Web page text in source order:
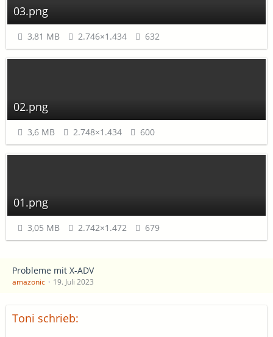
03.png
3,81 MB 2.746×1.434 632
02.png
3,6 MB 2.748×1.434 600
01.png
3,05 MB 2.742×1.472 679
Probleme mit X-ADV
amazonic 19. Juli 2023
Toni schrieb: